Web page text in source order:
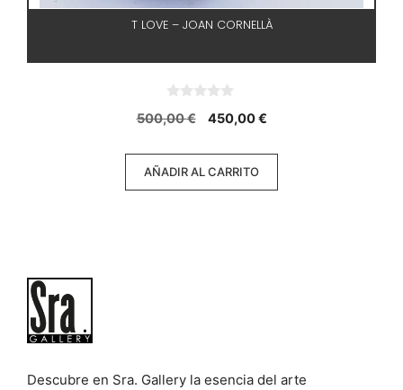
T LOVE – JOAN CORNELLÀ
d
500,00€
El
original
era:
500,00 €.
450,00€El
actual
450,00 €.
AÑADIR AL CARRITO
Descubre en Sra. Gallery la esencia del arte